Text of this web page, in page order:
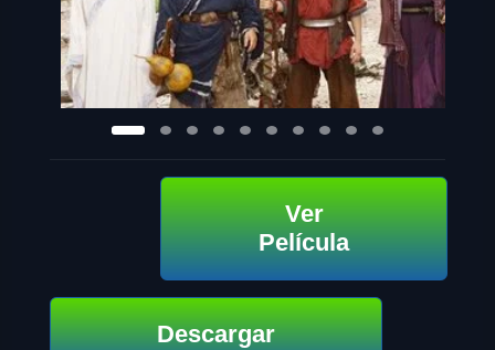
Ver
Película
Descargar